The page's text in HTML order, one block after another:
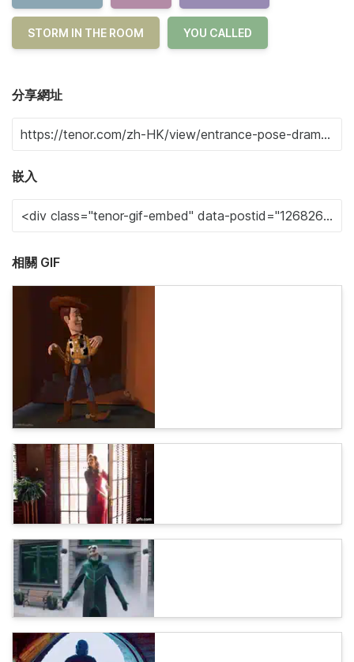
STORM IN THE ROOM YOU CALLED
分享網址
嵌入
相關 GIF